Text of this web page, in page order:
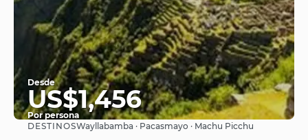
Desde
US$1,456
Por persona
Ver
DESTINOSWayllabamba · Pacasmayo · Machu Picchu